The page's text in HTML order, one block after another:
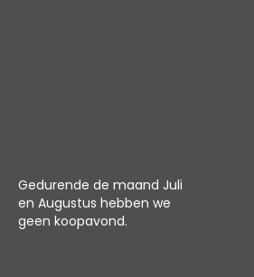
Gedurende de maand Juli
en Augustus hebben we
geen koopavond.